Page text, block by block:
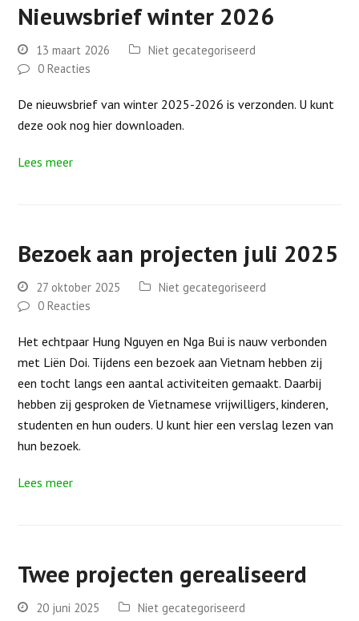
Nieuwsbrief winter 2026
13 maart 2026
Niet gecategoriseerd
0 Reacties
De nieuwsbrief van winter 2025-2026 is verzonden. U kunt
deze ook nog hier downloaden.
Lees meer
Bezoek aan projecten juli 2025
27 oktober 2025
Niet gecategoriseerd
0 Reacties
Het echtpaar Hung Nguyen en Nga Bui is nauw verbonden
met Liën Doi. Tijdens een bezoek aan Vietnam hebben zij
een tocht langs een aantal activiteiten gemaakt. Daarbij
hebben zij gesproken de Vietnamese vrijwilligers, kinderen,
studenten en hun ouders. U kunt hier een verslag lezen van
hun bezoek.
Lees meer
Twee projecten gerealiseerd
20 juni 2025
Niet gecategoriseerd